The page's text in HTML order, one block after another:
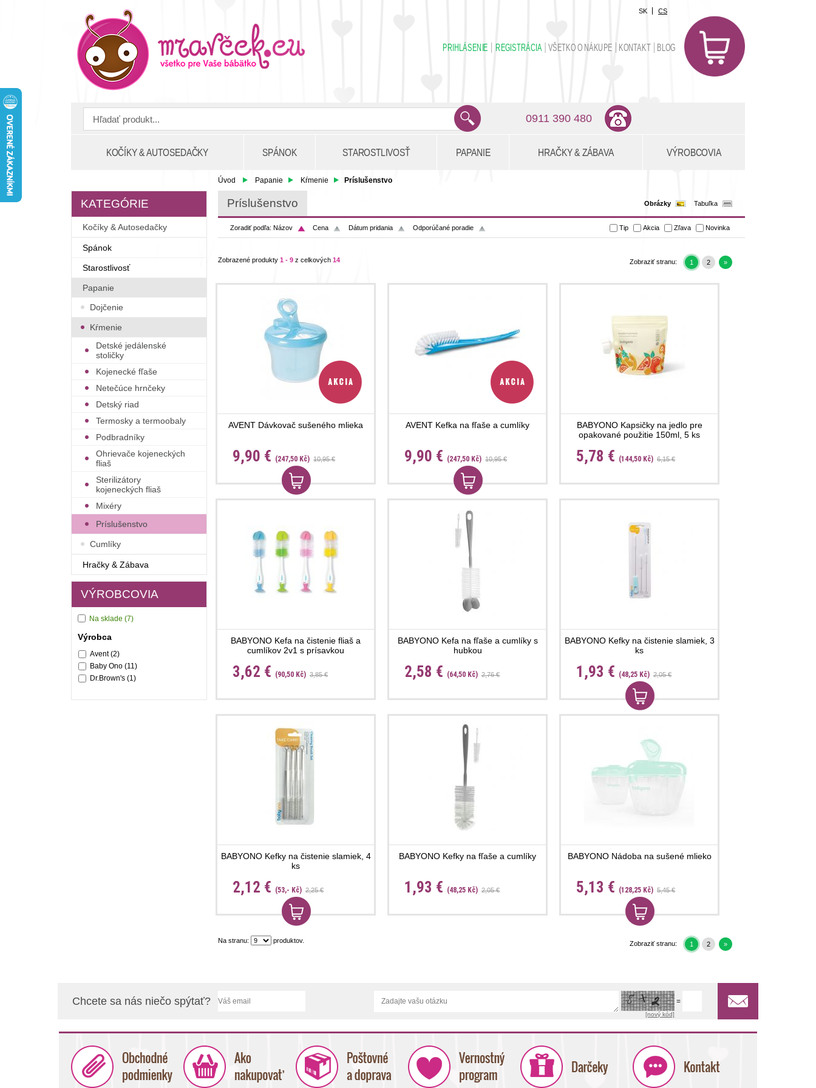
0položiek
0,00 €
SK CS
PRIHLÁSENIE REGISTRÁCIA VŠETKO O NÁKUPE KONTAKT BLOG
0911 390 480
KOČÍKY & AUTOSEDAČKY SPÁNOK STAROSTLIVOSŤ PAPANIE HRAČKY & ZÁBAVA VÝROBCOVIA
KATEGÓRIE
Kočíky & Autosedačky
Spánok
Starostlivosť
Papanie
Dojčenie
Kŕmenie
Detské jedálenské
stoličky
Kojenecké fľaše
Netečúce hrnčeky
Detský riad
Termosky a termoobaly
Podbradníky
Ohrievače kojeneckých
fliaš
Sterilizátory
kojeneckých fliaš
Mixéry
Príslušenstvo
Cumlíky
Hračky & Zábava
VÝROBCOVIA
Na sklade (7)
Výrobca
Avent (2)
Baby Ono (11)
Dr.Brown's (1)
Úvod Papanie Kŕmenie Príslušenstvo
Príslušenstvo
Zoradiť podľa: Názov Cena Dátum pridania Odporúčané poradie
Obrázky Tabuľka
Tip Akcia Zľava Novinka
Zobrazené produkty 1 - 9 z celkových 14 Zobraziť stranu: 1 2 »
AVENT Dávkovač sušeného mlieka
9,90 € (247,50 Kč) 10,95 €
AVENT Kefka na fľaše a cumlíky
9,90 € (247,50 Kč) 10,95 €
BABYONO Kapsičky na jedlo pre
opakované použitie 150ml, 5 ks
5,78 € (144,50 Kč) 6,15 €
BABYONO Kefa na čistenie fliaš a
cumlíkov 2v1 s prísavkou
3,62 € (90,50 Kč) 3,85 €
BABYONO Kefa na fľaše a cumlíky s
hubkou
2,58 € (64,50 Kč) 2,76 €
BABYONO Kefky na čistenie slamiek, 3
ks
1,93 € (48,25 Kč) 2,05 €
BABYONO Kefky na čistenie slamiek, 4
ks
2,12 € (53,- Kč) 2,25 €
BABYONO Kefky na fľaše a cumlíky
1,93 € (48,25 Kč) 2,05 €
BABYONO Nádoba na sušené mlieko
5,13 € (128,25 Kč) 5,45 €
Na stranu: produktov. Zobraziť stranu: 1 2 »
Chcete sa nás niečo spýtať?
[nový kód]
=